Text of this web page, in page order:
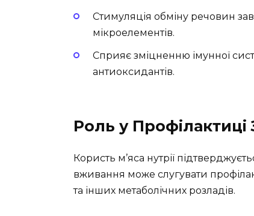
Стимуляція обміну речовин
мікроелементів.
Сприяє зміцненню імунної
антиоксидантів.
Роль у
Користь м’яса нутрії
вживання може слугувати
та інших метаболічних розладів.